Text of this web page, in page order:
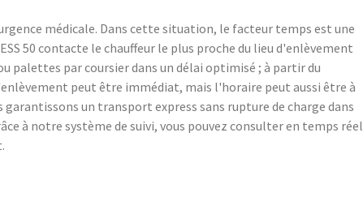
médicale. Dans cette situation, le facteur temps est une
50 contacte le chauffeur le plus proche du lieu d'enlèvement
palettes par coursier dans un délai optimisé ; à partir du
peut être immédiat, mais l'horaire peut aussi être à
garantissons un transport express sans rupture de charge dans
à notre système de suivi, vous pouvez consulter en temps réel